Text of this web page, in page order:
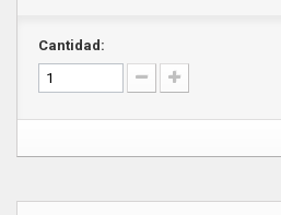
Cantidad: